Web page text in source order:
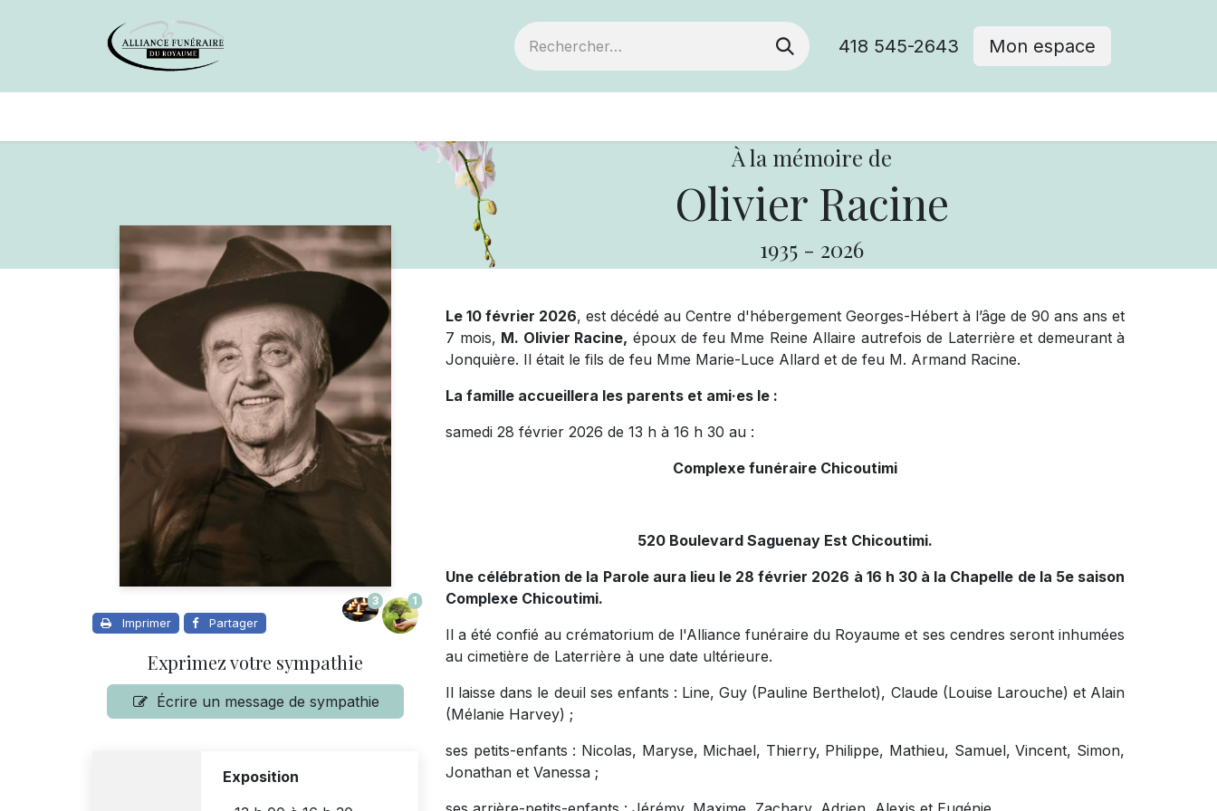
418 545-2643 Mon espace
À la mémoire de
Olivier Racine
1935 - 2026
Imprimer Partager
3 1
Exprimez votre sympathie
Écrire un message de sympathie
Exposition
Le 10 février 2026, est décédé au Centre d'hébergement Georges-Hébert à l’âge de 90 ans ans et
7 mois, M. Olivier Racine, époux de feu Mme Reine Allaire autrefois de Laterrière et demeurant à
Jonquière. Il était le fils de feu Mme Marie-Luce Allard et de feu M. Armand Racine.
La famille accueillera les parents et ami·es le :
samedi 28 février 2026 de 13 h à 16 h 30 au :
Complexe funéraire Chicoutimi
520 Boulevard Saguenay Est Chicoutimi.
Une célébration de la Parole aura lieu le 28 février 2026 à 16 h 30 à la Chapelle de la 5e saison
Complexe Chicoutimi.
Il a été confié au crématorium de l'Alliance funéraire du Royaume et ses cendres seront inhumées
au cimetière de Laterrière à une date ultérieure.
Il laisse dans le deuil ses enfants : Line, Guy (Pauline Berthelot), Claude (Louise Larouche) et Alain
(Mélanie Harvey) ;
ses petits-enfants : Nicolas, Maryse, Michael, Thierry, Philippe, Mathieu, Samuel, Vincent, Simon,
Jonathan et Vanessa ;